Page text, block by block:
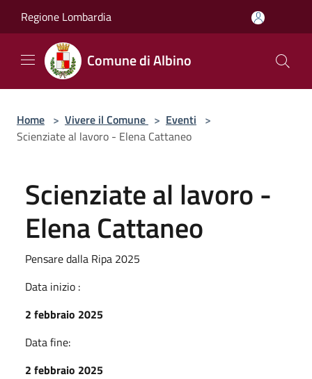
Regione Lombardia
Comune di Albino
Home > Vivere il Comune > Eventi >
Scienziate al lavoro - Elena Cattaneo
Scienziate al lavoro -
Elena Cattaneo
Pensare dalla Ripa 2025
Data inizio :
2 febbraio 2025
Data fine:
2 febbraio 2025